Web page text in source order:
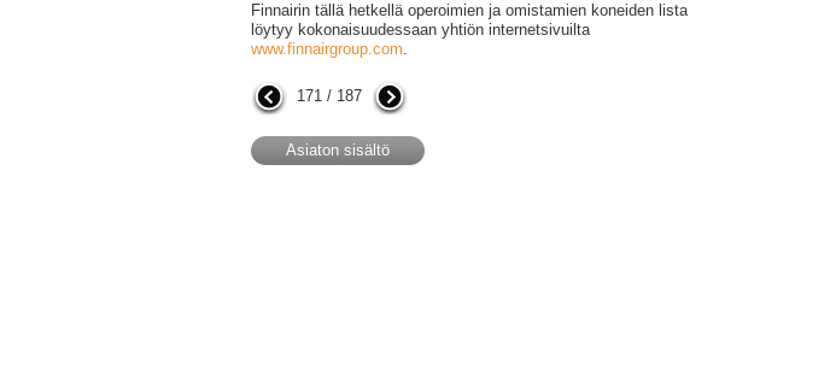
Finnairin tällä hetkellä operoimien ja omistamien koneiden lista
löytyy kokonaisuudessaan yhtiön internetsivuilta
www.finnairgroup.com.
171 / 187
Asiaton sisältö